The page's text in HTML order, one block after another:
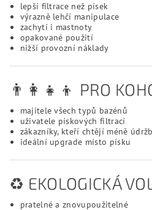
lepší filtrace než písek
výrazně lehčí manipulace
zachytí i mastnoty
opakované použití
nižší provozní náklady
👨‍👩‍👧‍👦 PRO
majitele všech typů bazénů
uživatele pískových filtrací
zákazníky, kteří chtějí méně
ideální upgrade místo písku
♻️ EKOLOGICKÁ
pratelné a znovupoužitelné